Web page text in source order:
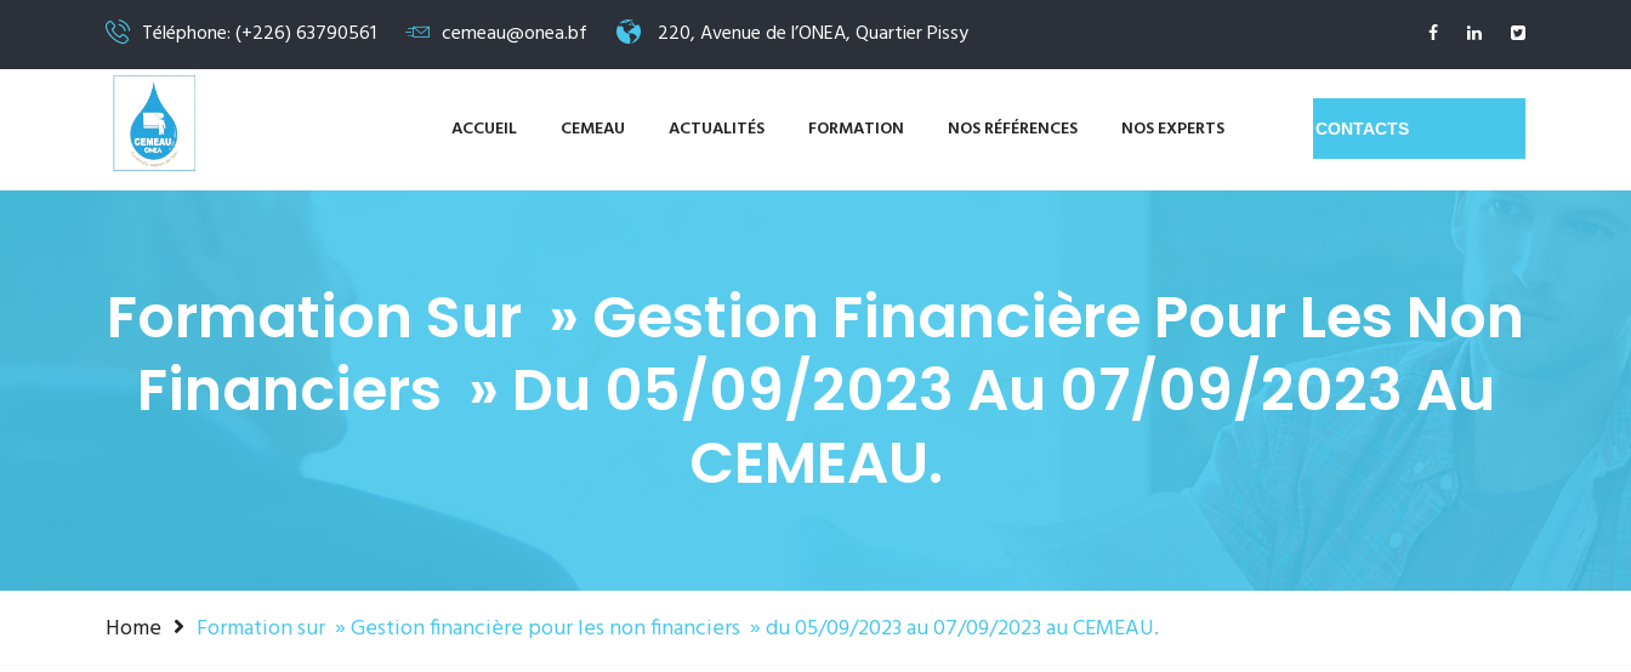
Téléphone: (+226) 63790561 cemeau@onea.bf 220, Avenue de l’ONEA, Quartier Pissy
ACCUEIL CEMEAU ACTUALITÉS FORMATION NOS RÉFÉRENCES NOS EXPERTS GET A QUOTE
Formation Sur » Gestion Financière Pour Les Non
Financiers » Du 05/09/2023 Au 07/09/2023 Au
CEMEAU.
Home Formation sur » Gestion financière pour les non financiers » du 05/09/2023 au 07/09/2023 au CEMEAU.